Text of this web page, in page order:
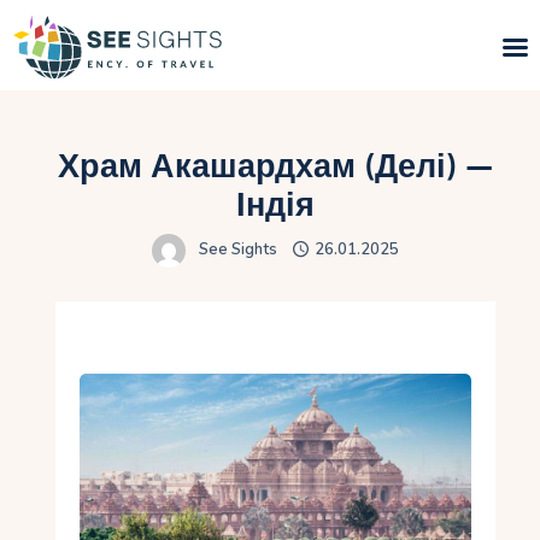
Типи Турів
Інфо
Блог
Контакти
Храм Акашардхам (Делі) —
Індія
See Sights 26.01.2025